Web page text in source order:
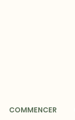
COMMENCER